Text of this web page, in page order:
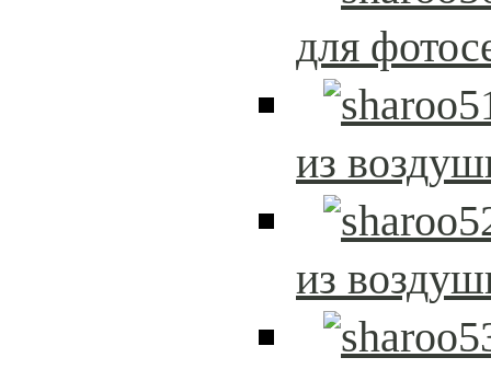
для
из
из